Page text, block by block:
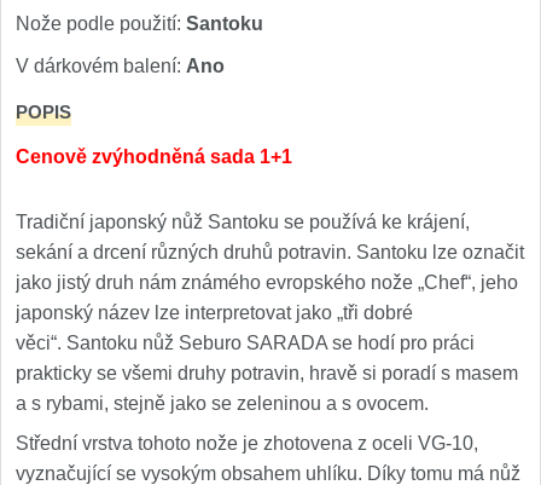
Nože podle použití: Santoku
V dárkovém balení: Ano
POPIS
Cenově zvýhodněná sada 1+1
Tradiční japonský nůž Santoku se používá ke krájení,
sekání a drcení různých druhů potravin. Santoku lze označit
jako jistý druh nám známého evropského nože „Chef“, jeho
japonský název lze interpretovat jako „tři dobré
věci“. Santoku nůž Seburo SARADA se hodí pro práci
prakticky se všemi druhy potravin, hravě si poradí s masem
a s rybami, stejně jako se zeleninou a s ovocem.
Střední vrstva tohoto nože je zhotovena z oceli VG-10,
vyznačující se vysokým obsahem uhlíku. Díky tomu má nůž